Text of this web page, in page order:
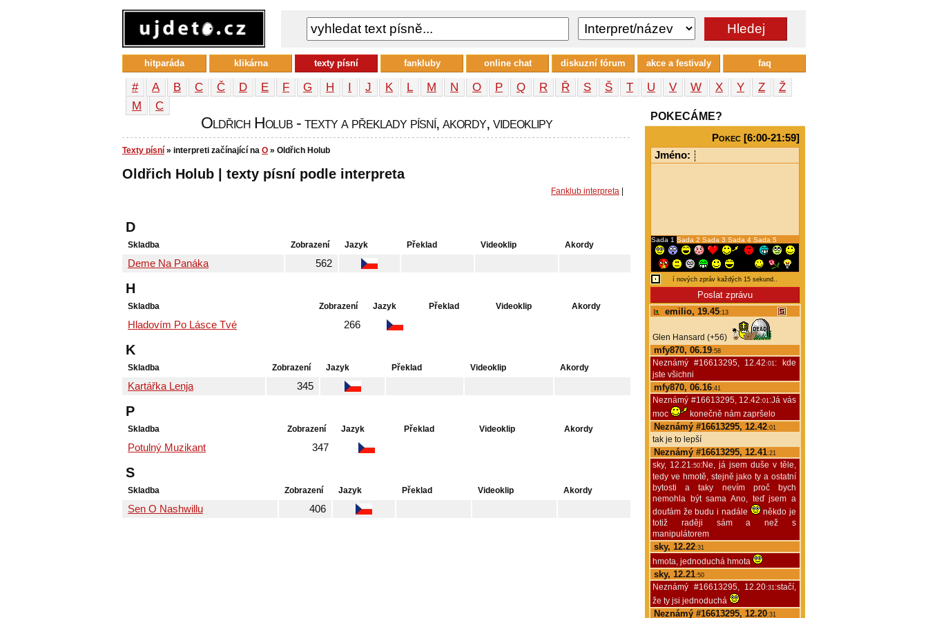
# A B C Č D E F G H I J K L M N O P Q R Ř S Š T U V W X Y Z
Ž
М
С
Oldřich Holub - texty a překlady písní, akordy, videoklipy
Texty písní » interpreti začínající na O » Oldřich Holub
Oldřich Holub | texty písní podle interpreta
Fanklub interpreta
D
Skladba Zobrazení Jazyk Překlad Videoklip Akordy
Deme Na Panáka 562
H
Skladba Zobrazení Jazyk Překlad Videoklip Akordy
Hladovím Po Lásce Tvé 266
K
Skladba Zobrazení Jazyk Překlad Videoklip Akordy
Kartářka Lenja 345
P
Skladba Zobrazení Jazyk Překlad Videoklip Akordy
Potulný Muzikant 347
S
Skladba Zobrazení Jazyk Překlad Videoklip Akordy
Sen O Nashwillu 406
POKECÁME?
Pokec [6:00-21:59]
Jméno:
Sada 1 Sada 2 Sada 3 Sada 4 Sada 5
emilio, 19.45:13
Glen Hansard (+56)
mfy870, 06.19:58
Neznámý #16613295, 12.42:01: kde
jste všichni
mfy870, 06.16:41
Neznámý #16613295, 12.42:01:Já vás
moc
konečně nám zapršelo
Neznámý #16613295, 12.42:01
tak je to lepší
Neznámý #16613295, 12.41:21
sky, 12.21:50:Ne, já jsem duše v těle,
tedy ve hmotě, stejně jako ty a ostatní
bytosti a taky nevím proč bych
nemohla být sama Ano, teď jsem a
doufám že budu i nadále
někdo je
totiž raději sám a než s
manipulátorem
sky, 12.22:31
hmota, jednoduchá hmota
sky, 12.21:50
Neznámý #16613295, 12.20:31:stačí,
že ty jsi jednoduchá
Neznámý #16613295, 12.20:31
hitparáda klikárna texty písní fankluby online chat diskuzní fórum akce a festivaly faq